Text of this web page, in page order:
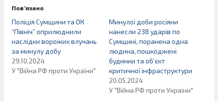
Пов’язано
Поліція Сумщини та ОК
“Північ” оприлюднили
наслідки ворожих влучань
за минулу добу
29.10.2024
У "Війна РФ проти України"
Минулої доби росіяни
нанесли 238 ударів по
Сумщині, поранена одна
людина, пошкоджені
будинки та об‘єкт
критичної інфраструктури
20.05.2024
У "Війна РФ проти України"